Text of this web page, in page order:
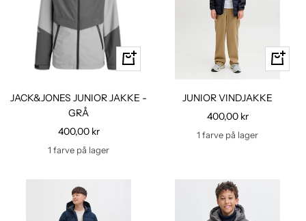
Hurtig
kig
JACK&JONES JUNIOR JAKKE -
GRÅ
Udsalgspris
400,00 kr
1 farve på lager
Hurtig
kig
JUNIOR VINDJAKKE
Udsalgspris
400,00 kr
1 farve på lager